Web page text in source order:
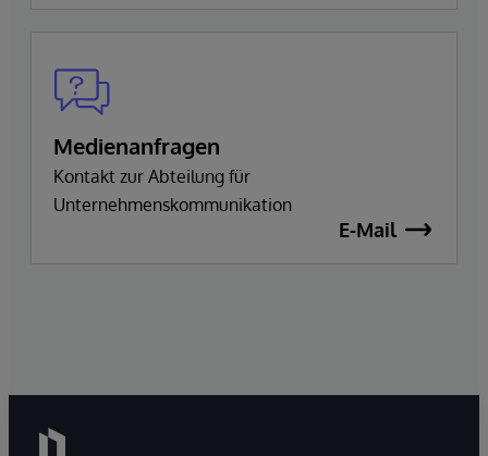
Medienanfragen
Kontakt zur Abteilung für
Unternehmenskommunikation
E-Mail